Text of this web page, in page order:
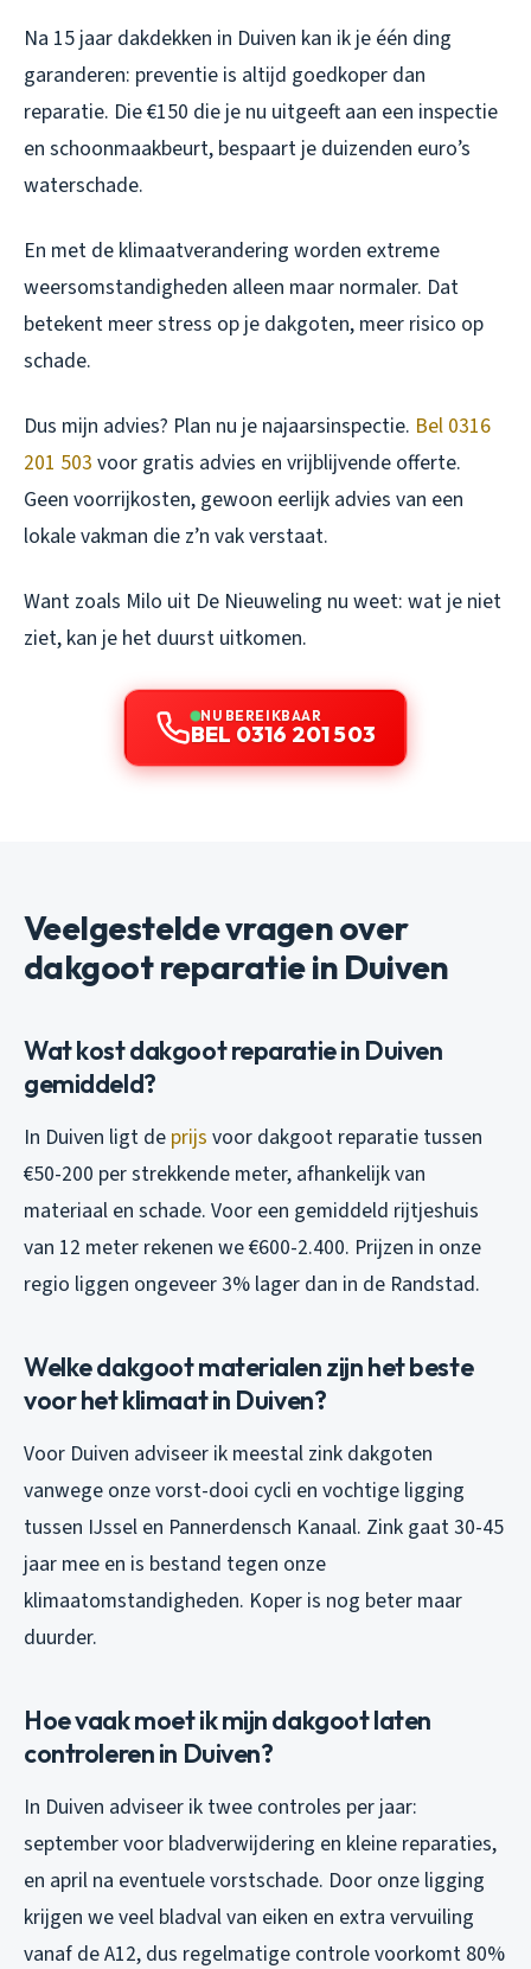
Na 15 jaar dakdekken in Duiven kan ik je één ding
garanderen: preventie is altijd goedkoper dan
reparatie. Die €150 die je nu uitgeeft aan een inspectie
en schoonmaakbeurt, bespaart je duizenden euro’s
waterschade.
En met de klimaatverandering worden extreme
weersomstandigheden alleen maar normaler. Dat
betekent meer stress op je dakgoten, meer risico op
schade.
Dus mijn advies? Plan nu je najaarsinspectie. Bel 0316
201 503 voor gratis advies en vrijblijvende offerte.
Geen voorrijkosten, gewoon eerlijk advies van een
lokale vakman die z’n vak verstaat.
Want zoals Milo uit De Nieuweling nu weet: wat je niet
ziet, kan je het duurst uitkomen.
NU BEREIKBAAR
BEL 0316 201 503
Veelgestelde vragen over
dakgoot reparatie in Duiven
Wat kost dakgoot reparatie in Duiven
gemiddeld?
In Duiven ligt de prijs voor dakgoot reparatie tussen
€50-200 per strekkende meter, afhankelijk van
materiaal en schade. Voor een gemiddeld rijtjeshuis
van 12 meter rekenen we €600-2.400. Prijzen in onze
regio liggen ongeveer 3% lager dan in de Randstad.
Welke dakgoot materialen zijn het beste
voor het klimaat in Duiven?
Voor Duiven adviseer ik meestal zink dakgoten
vanwege onze vorst-dooi cycli en vochtige ligging
tussen IJssel en Pannerdensch Kanaal. Zink gaat 30-45
jaar mee en is bestand tegen onze
klimaatomstandigheden. Koper is nog beter maar
duurder.
Hoe vaak moet ik mijn dakgoot laten
controleren in Duiven?
In Duiven adviseer ik twee controles per jaar:
september voor bladverwijdering en kleine reparaties,
en april na eventuele vorstschade. Door onze ligging
krijgen we veel bladval van eiken en extra vervuiling
vanaf de A12, dus regelmatige controle voorkomt 80%